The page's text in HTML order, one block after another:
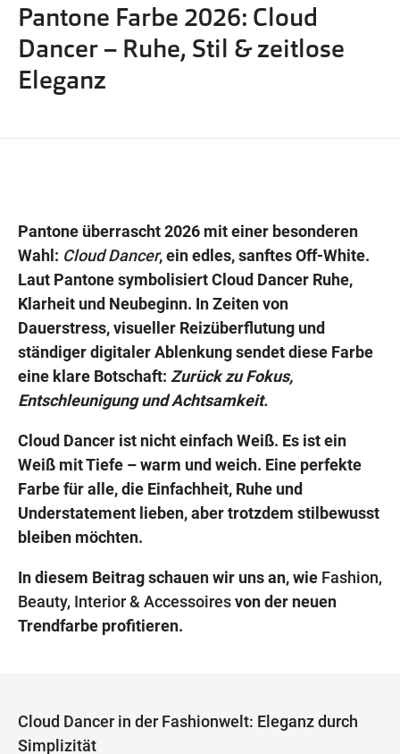
Wegbeschreibung
Pantone Farbe 2026: Cloud
Dancer – Ruhe, Stil & zeitlose
Eleganz
Pantone überrascht 2026 mit einer besonderen
Wahl: Cloud Dancer, ein edles, sanftes Off-White.
Laut Pantone symbolisiert Cloud Dancer Ruhe,
Klarheit und Neubeginn. In Zeiten von
Dauerstress, visueller Reizüberflutung und
ständiger digitaler Ablenkung sendet diese Farbe
eine klare Botschaft: Zurück zu Fokus,
Entschleunigung und Achtsamkeit.
Cloud Dancer ist nicht einfach Weiß. Es ist ein
Weiß mit Tiefe – warm und weich. Eine perfekte
Farbe für alle, die Einfachheit, Ruhe und
Understatement lieben, aber trotzdem stilbewusst
bleiben möchten.
In diesem Beitrag schauen wir uns an, wie Fashion,
Beauty, Interior & Accessoiresvon der neuen
Trendfarbe profitieren.
Cloud Dancer in der Fashionwelt: Eleganz durch
Simplizität